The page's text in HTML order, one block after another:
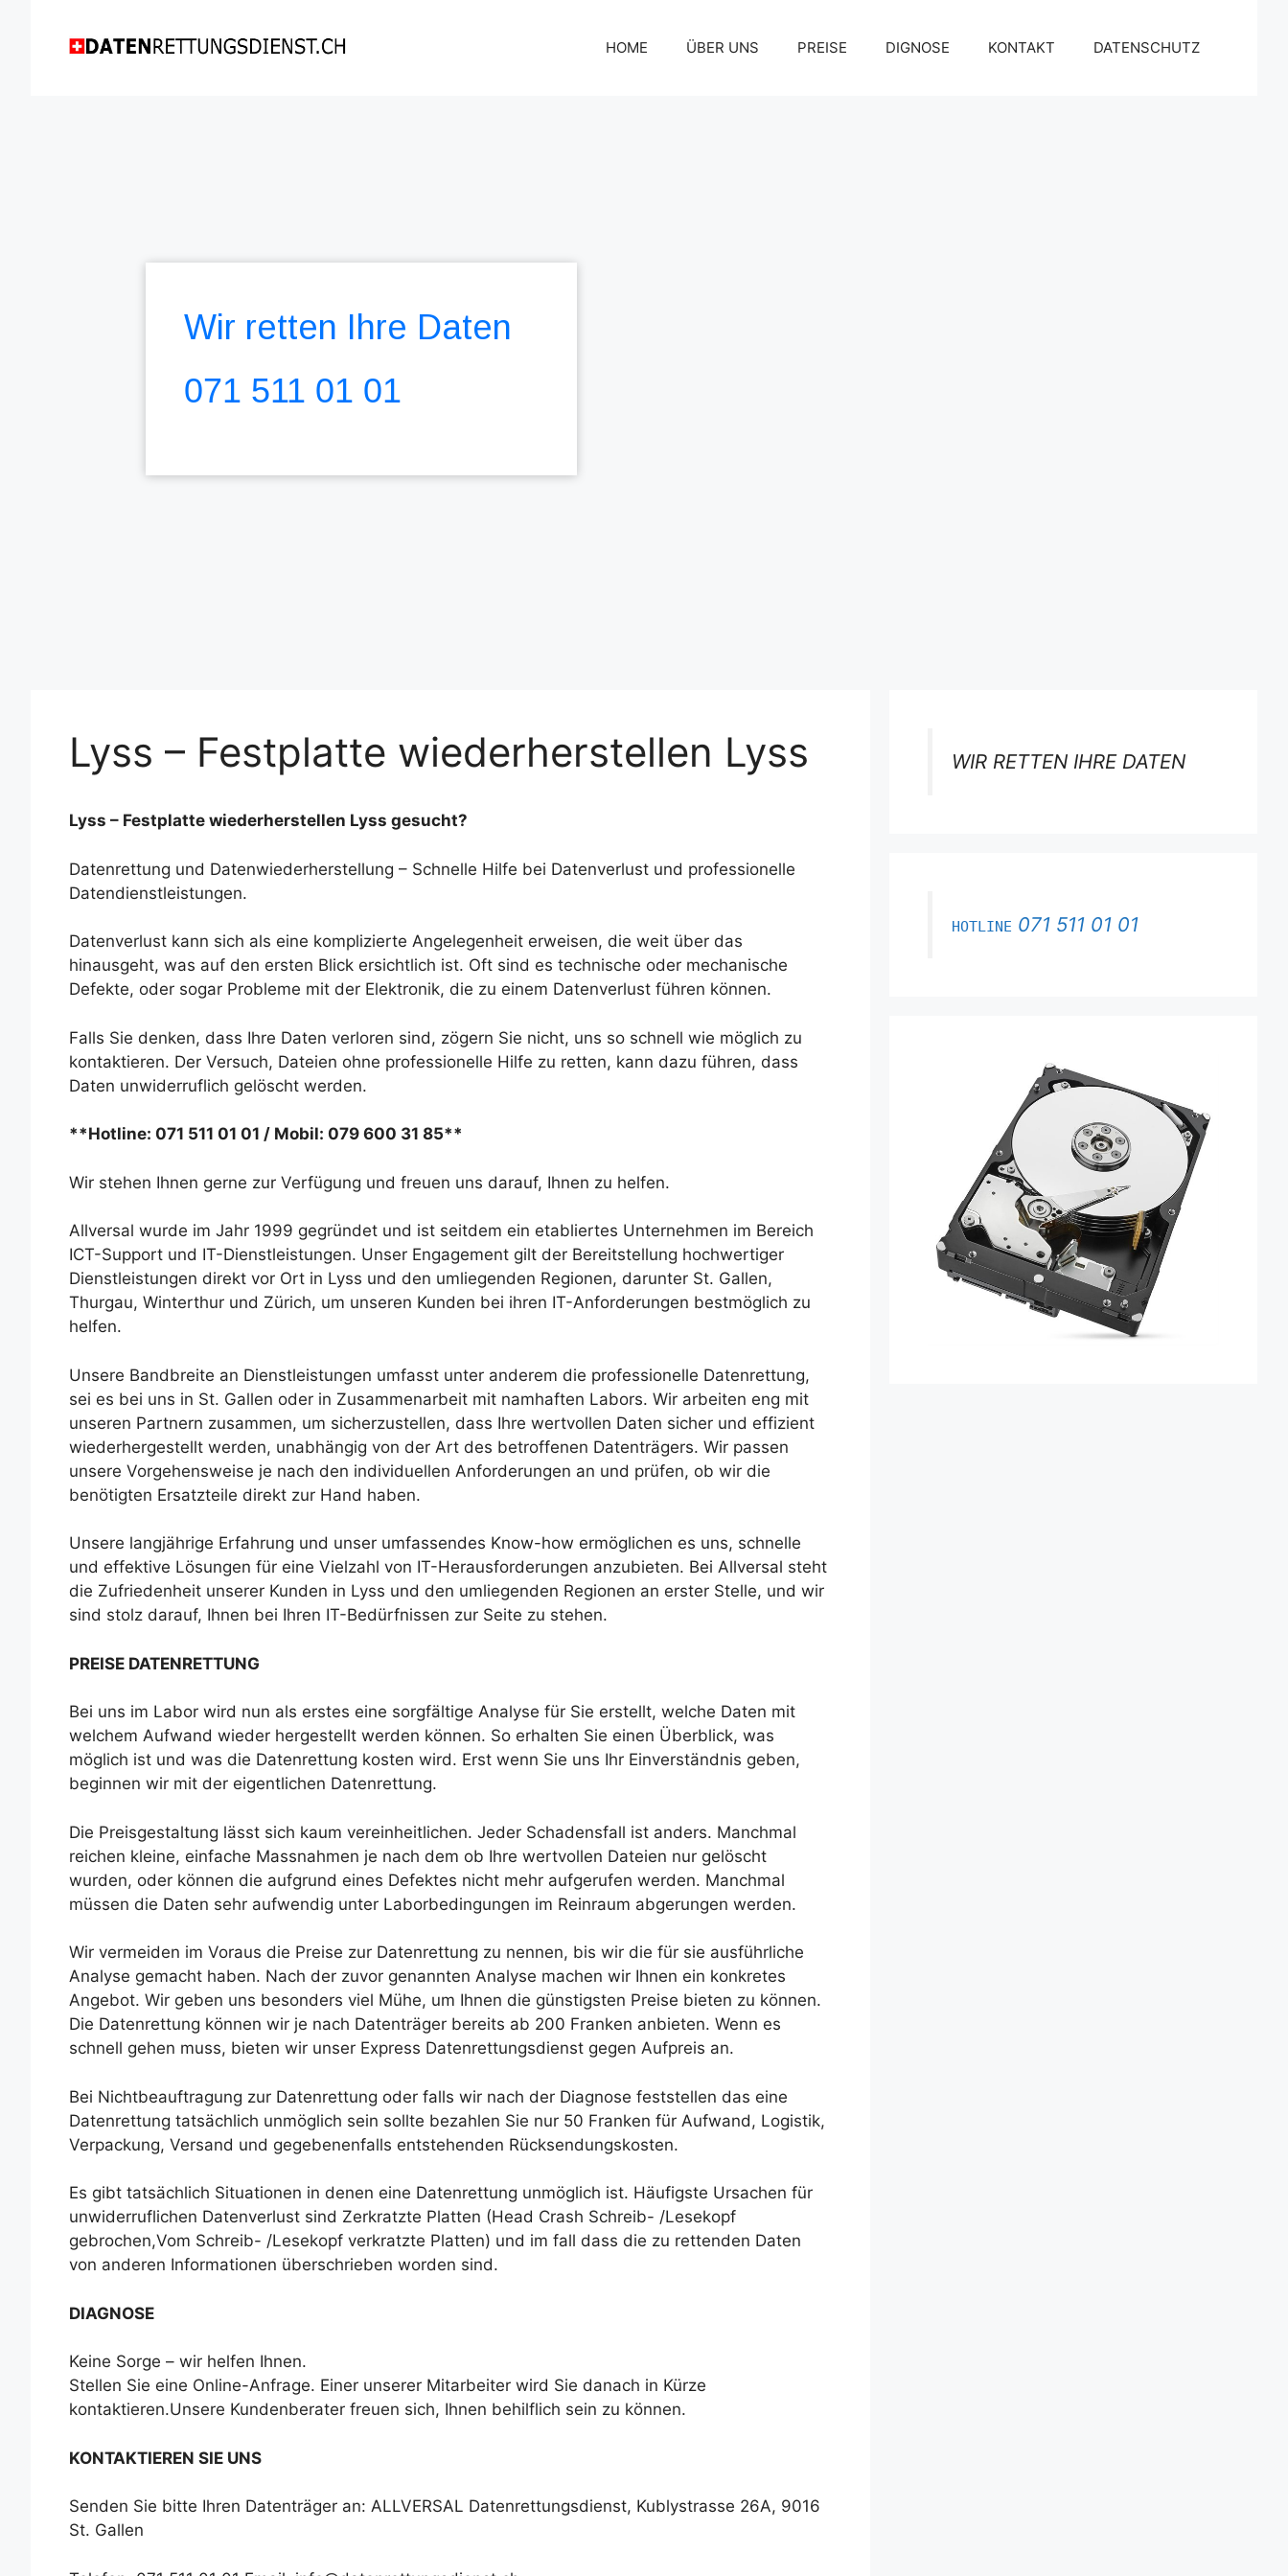
HOME ÜBER UNS PREISE DIGNOSE KONTAKT DATENSCHUTZ
Wir retten Ihre Daten
071 511 01 01
Lyss – Festplatte wiederherstellen Lyss
Lyss – Festplatte wiederherstellen Lyss gesucht?
Datenrettung und Datenwiederherstellung – Schnelle Hilfe bei Datenverlust und professionelle
Datendienstleistungen.
Datenverlust kann sich als eine komplizierte Angelegenheit erweisen, die weit über das
hinausgeht, was auf den ersten Blick ersichtlich ist. Oft sind es technische oder mechanische
Defekte, oder sogar Probleme mit der Elektronik, die zu einem Datenverlust führen können.
Falls Sie denken, dass Ihre Daten verloren sind, zögern Sie nicht, uns so schnell wie möglich zu
kontaktieren. Der Versuch, Dateien ohne professionelle Hilfe zu retten, kann dazu führen, dass
Daten unwiderruflich gelöscht werden.
**Hotline: 071 511 01 01 / Mobil: 079 600 31 85**
Wir stehen Ihnen gerne zur Verfügung und freuen uns darauf, Ihnen zu helfen.
Allversal wurde im Jahr 1999 gegründet und ist seitdem ein etabliertes Unternehmen im Bereich
ICT-Support und IT-Dienstleistungen. Unser Engagement gilt der Bereitstellung hochwertiger
Dienstleistungen direkt vor Ort in Lyss und den umliegenden Regionen, darunter St. Gallen,
Thurgau, Winterthur und Zürich, um unseren Kunden bei ihren IT-Anforderungen bestmöglich zu
helfen.
Unsere Bandbreite an Dienstleistungen umfasst unter anderem die professionelle Datenrettung,
sei es bei uns in St. Gallen oder in Zusammenarbeit mit namhaften Labors. Wir arbeiten eng mit
unseren Partnern zusammen, um sicherzustellen, dass Ihre wertvollen Daten sicher und effizient
wiederhergestellt werden, unabhängig von der Art des betroffenen Datenträgers. Wir passen
unsere Vorgehensweise je nach den individuellen Anforderungen an und prüfen, ob wir die
benötigten Ersatzteile direkt zur Hand haben.
Unsere langjährige Erfahrung und unser umfassendes Know-how ermöglichen es uns, schnelle
und effektive Lösungen für eine Vielzahl von IT-Herausforderungen anzubieten. Bei Allversal steht
die Zufriedenheit unserer Kunden in Lyss und den umliegenden Regionen an erster Stelle, und wir
sind stolz darauf, Ihnen bei Ihren IT-Bedürfnissen zur Seite zu stehen.
PREISE DATENRETTUNG
Bei uns im Labor wird nun als erstes eine sorgfältige Analyse für Sie erstellt, welche Daten mit
welchem Aufwand wieder hergestellt werden können. So erhalten Sie einen Überblick, was
möglich ist und was die Datenrettung kosten wird. Erst wenn Sie uns Ihr Einverständnis geben,
beginnen wir mit der eigentlichen Datenrettung.
Die Preisgestaltung lässt sich kaum vereinheitlichen. Jeder Schadensfall ist anders. Manchmal
reichen kleine, einfache Massnahmen je nach dem ob Ihre wertvollen Dateien nur gelöscht
wurden, oder können die aufgrund eines Defektes nicht mehr aufgerufen werden. Manchmal
müssen die Daten sehr aufwendig unter Laborbedingungen im Reinraum abgerungen werden.
Wir vermeiden im Voraus die Preise zur Datenrettung zu nennen, bis wir die für sie ausführliche
Analyse gemacht haben. Nach der zuvor genannten Analyse machen wir Ihnen ein konkretes
Angebot. Wir geben uns besonders viel Mühe, um Ihnen die günstigsten Preise bieten zu können.
Die Datenrettung können wir je nach Datenträger bereits ab 200 Franken anbieten. Wenn es
schnell gehen muss, bieten wir unser Express Datenrettungsdienst gegen Aufpreis an.
Bei Nichtbeauftragung zur Datenrettung oder falls wir nach der Diagnose feststellen das eine
Datenrettung tatsächlich unmöglich sein sollte bezahlen Sie nur 50 Franken für Aufwand, Logistik,
Verpackung, Versand und gegebenenfalls entstehenden Rücksendungskosten.
Es gibt tatsächlich Situationen in denen eine Datenrettung unmöglich ist. Häufigste Ursachen für
unwiderruflichen Datenverlust sind Zerkratzte Platten (Head Crash Schreib- /Lesekopf
gebrochen,Vom Schreib- /Lesekopf verkratzte Platten) und im fall dass die zu rettenden Daten
von anderen Informationen überschrieben worden sind.
DIAGNOSE
Keine Sorge – wir helfen Ihnen.
Stellen Sie eine Online-Anfrage. Einer unserer Mitarbeiter wird Sie danach in Kürze
kontaktieren.Unsere Kundenberater freuen sich, Ihnen behilflich sein zu können.
KONTAKTIEREN SIE UNS
Senden Sie bitte Ihren Datenträger an: ALLVERSAL Datenrettungsdienst, Kublystrasse 26A, 9016
St. Gallen
WIR RETTEN IHRE DATEN
HOTLINE 071 511 01 01